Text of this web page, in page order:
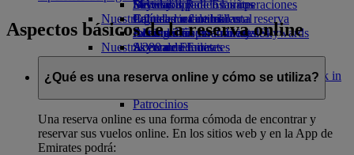
Bebidas
Nuestra flota
Boeing 777
A380 de Emirates
Emirates A350
Emirates Executive
Diversión para los niños
Juguetes infantiles
Actividades para niños
Sostenibilidad en las operaciones
Política medioambiental
Informes medioambientales
Nuestras comunidades
Fundación Emirates AirlineFundación
Emirates Airline Opens an external link in
Patrocinios
Skywards Rail
Calculadora de millas
Inicie sesión en Emirates Skywards
Skywards+
Móvil y app de Emirates
Cancelar o cambiar una reserva
Alteraciones en los viajes
Acerca de Emirates
Aspectos básicos de la reserva online
¿Qué es una reserva online y cómo se utiliza?
Una reserva online es una forma cómoda de encontrar y
reservar sus vuelos online. En los sitios web y en la App de
Emirates podrá: